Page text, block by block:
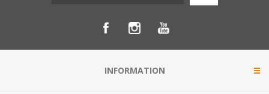
INFORMATION